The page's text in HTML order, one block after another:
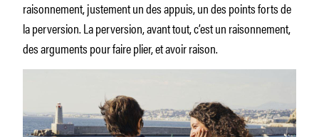
raisonnement, justement un des appuis, un des points forts de
la perversion. La perversion, avant tout, c’est un raisonnement,
des arguments pour faire plier, et avoir raison.